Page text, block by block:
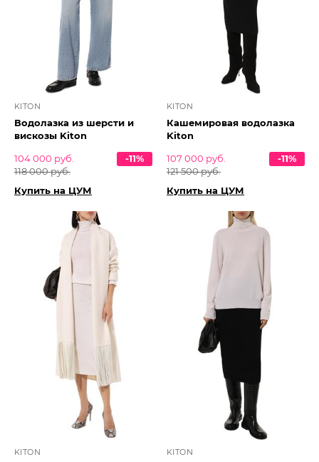
KITON
Водолазка из шерсти и
вискозы Kiton
104 000 руб.
118 000 руб.
-11%
Купить на ЦУМ
KITON
Кашемировая водолазка
Kiton
107 000 руб.
121 500 руб.
-11%
Купить на ЦУМ
KITON KITON